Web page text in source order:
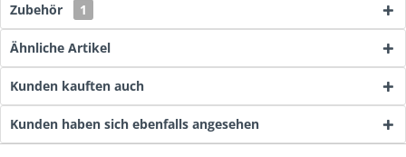
Zubehör 1
Ähnliche Artikel
Kunden kauften auch
Kunden haben sich ebenfalls angesehen